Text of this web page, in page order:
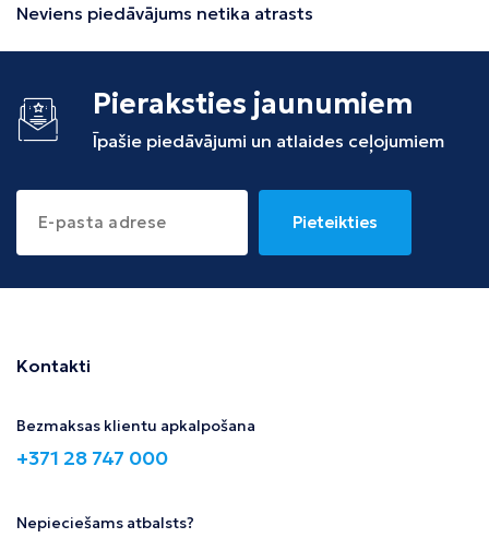
Neviens piedāvājums netika atrasts
Pieraksties jaunumiem
Īpašie piedāvājumi un atlaides ceļojumiem
Pieteikties
Kontakti
Bezmaksas klientu apkalpošana
+371 28 747 000
Nepieciešams atbalsts?